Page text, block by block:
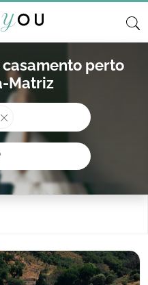
perto
Matriz
que procura?